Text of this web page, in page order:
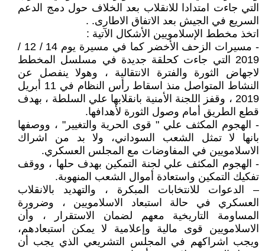
التي جاءت امتدادا للانقلاب بعد الخلاف حول دمج الدعم
السريع في الجيش بعد الاتفاق الاطارى. .
اتخذ مخطط الإسلامويين الأشكال الآتية :
- مسيرات الزحف الأخضر كما في مسيرة يوم 14 / 12 /
2019 التي جاءت كحلقة جديدة في مسلسل المخطط
لاجهاض الثورة والفترة الانتقالية ، وهولا ينفصل عن
النشاط المتواصل منذ اسقاط رأس النظام في 11 أبريل
2019 ، وقفز اللجنة الأمنية بانقلابها علي السلطة ، بهدف
قطع الطريق أمام وصول الثورة لأهدافها.
- الهجوم المكثف علي " قوى الحرية والتغيير" ، ووصفها
بانها لا تمثل الشعب السوداني، ولا بد من اشراك
الاسلامويين في المفاوضات مع المجلس العسكري.
- الهجوم المكثف علي لجنة التمكين بهدف حلها ، ووقف
تفكيك التمكين واستعادة أموال الشعب المنهوبة.
– الدعوات للانتخابات المبكرة ، والتهديد بالانقلاب
العسكري في حالة استبعاد الاسلامويين ، وضرورة
المساومة التاريخية معهم لضمان الاستقرار ، وأن
الاسلامويين قوى مالية وإعلامية لا يمكن استبعادهم،
ويجب اشراكهم في المجلس التشريعي الذي يجب أن